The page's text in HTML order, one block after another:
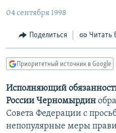
содержанию
Вернутся
навигации
Вернутся
поиску
АВТОРСКИЕ ПРОЕКТЫ
ЦИТАТЫ СВОБОДЫ
КУЛЬТУРА
IDEL.РЕАЛИИ
КАВКАЗ.РЕАЛИИ
СЕВЕР.РЕАЛИИ
04 сентября 1998
Поделиться Читать
Приоритетный источник в Google
Исполняющий
России Черномырдин
Совета Федерации с
непопулярные меры